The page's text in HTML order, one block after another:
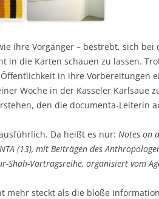
ihre Vorgänger – bestrebt, sich
in die Karten schauen zu lassen.
in ihre Vorbereitungen
Woche in der Kasseler
den die documenta-Leiterin
Da heißt es nur: Notes on
(13), mit Beiträgen des
Shah-Vortragsreihe, organisiert vom
mehr steckt als die bloße